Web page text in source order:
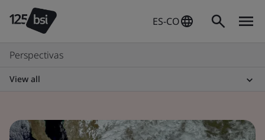
ES-CO
Perspectivas
View all